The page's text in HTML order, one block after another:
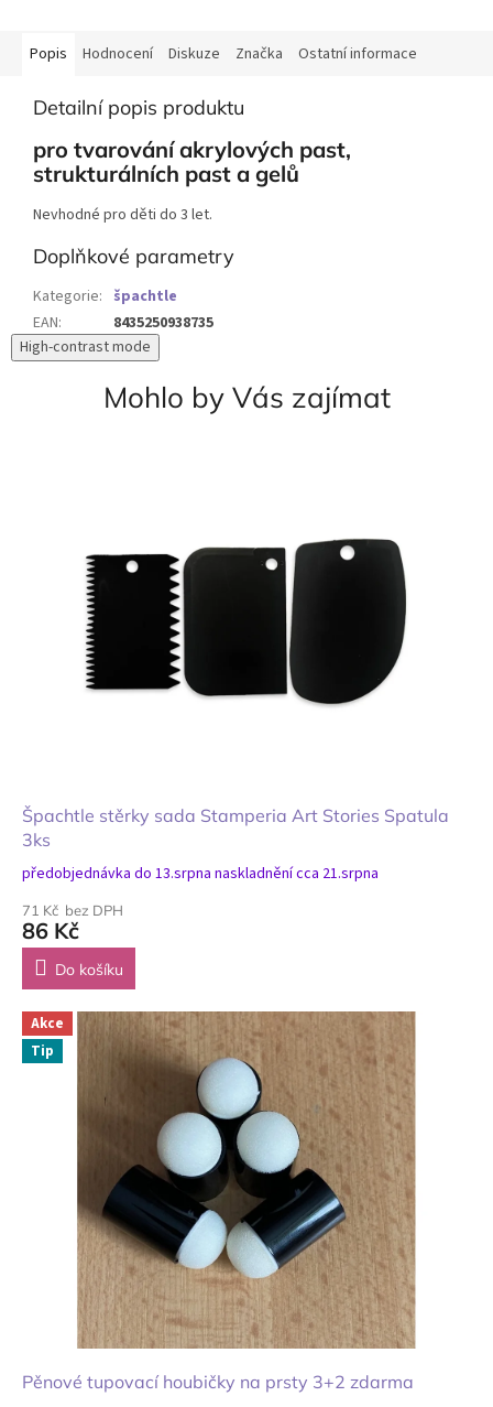
Popis Hodnocení Diskuze Značka Ostatní informace
Detailní popis produktu
pro tvarování akrylových past,
strukturálních past a gelů
Nevhodné pro děti do 3 let.
Doplňkové parametry
Kategorie: špachtle
EAN:
8435250938735
High-contrast mode
Mohlo by Vás zajímat
Špachtle stěrky sada Stamperia Art Stories Spatula
3ks
předobjednávka do 13.srpna naskladnění cca 21.srpna
71 Kč bez DPH
86 Kč
Do košíku
Akce
Tip
Pěnové tupovací houbičky na prsty 3+2 zdarma